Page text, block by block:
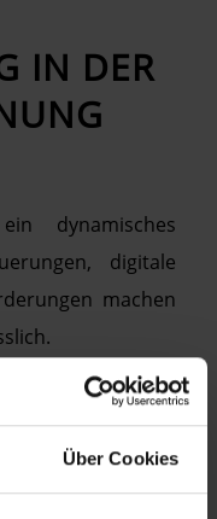
Über Cookies
IN DER
dynamisches
digitale
machen